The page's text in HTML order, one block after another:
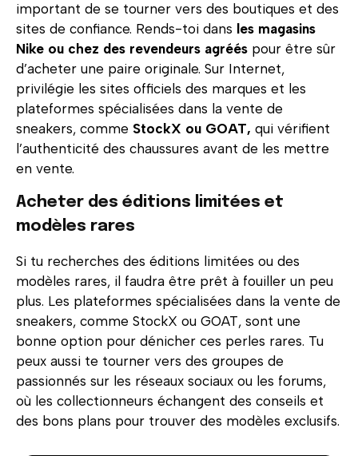
important de se tourner vers des boutiques et des
sites de confiance. Rends-toi dans les magasins
Nike ou chez des revendeurs agréés pour être sûr
d’acheter une paire originale. Sur Internet,
privilégie les sites officiels des marques et les
plateformes spécialisées dans la vente de
sneakers, comme StockX ou GOAT, qui vérifient
l’authenticité des chaussures avant de les mettre
en vente.
Acheter des éditions limitées et
modèles rares
Si tu recherches des éditions limitées ou des
modèles rares, il faudra être prêt à fouiller un peu
plus. Les plateformes spécialisées dans la vente de
sneakers, comme StockX ou GOAT, sont une
bonne option pour dénicher ces perles rares. Tu
peux aussi te tourner vers des groupes de
passionnés sur les réseaux sociaux ou les forums,
où les collectionneurs échangent des conseils et
des bons plans pour trouver des modèles exclusifs.